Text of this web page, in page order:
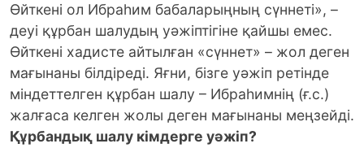
Өйткені ол Ибраһим бабаларыңның сүннеті», –
деуі құрбан шалудың уәжіптігіне қайшы емес.
Өйткені хадисте айтылған «сүннет» – жол деген
мағынаны білдіреді. Яғни, бізге уәжіп ретінде
міндеттелген құрбан шалу – Ибраһимнің (ғ.с.)
жалғаса келген жолы деген мағынаны меңзейді.
Құрбандық шалу кімдерге уәжіп?